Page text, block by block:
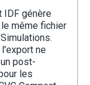
IDF génère
même fichier
l'export ne
post-
les